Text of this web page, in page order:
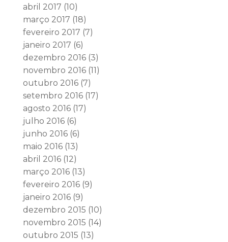
abril 2017 (10)
março 2017 (18)
fevereiro 2017 (7)
janeiro 2017 (6)
dezembro 2016(3)
novembro 2016(11)
outubro 2016(7)
setembro 2016(17)
agosto 2016(17)
julho 2016(6)
junho 2016(6)
maio 2016(13)
abril 2016(12)
março 2016(13)
fevereiro 2016(9)
janeiro 2016(9)
dezembro 2015 (10)
novembro 2015 (14)
outubro 2015 (13)